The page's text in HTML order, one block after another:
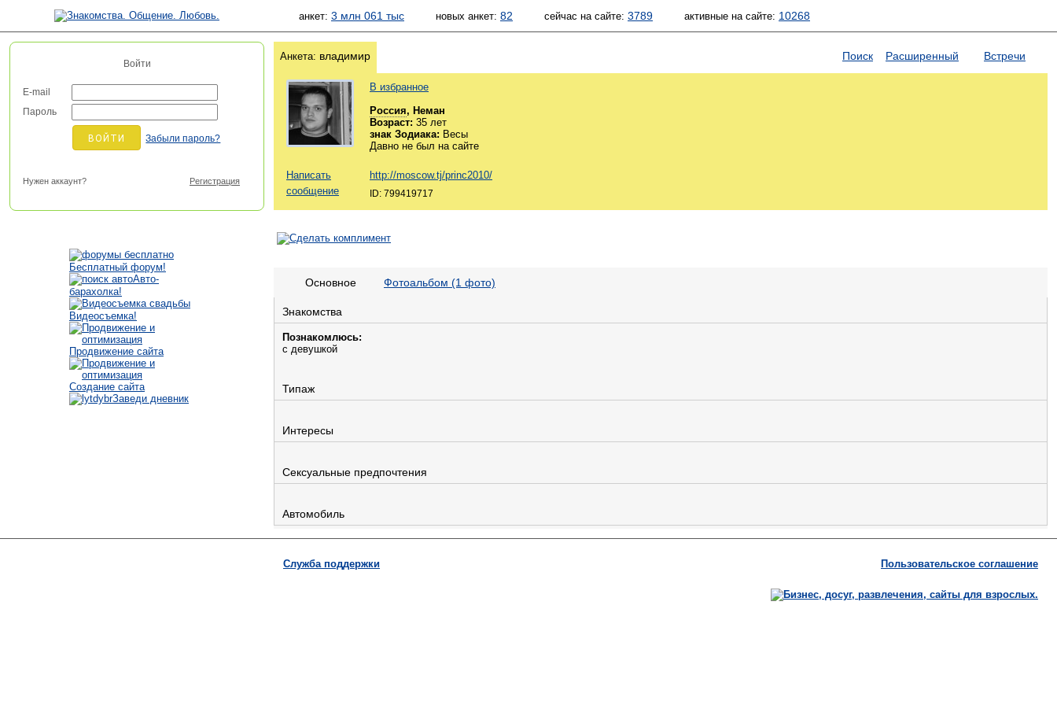
анкет: 3 млн 061 тыс новых анкет: 82 сейчас на сайте: 3789 активные на сайте: 10268
Войти
E-mail
Пароль
Забыли пароль?
Нужен аккаунт? Регистрация
Бесплатный форум!
Авто-
барахолка!
Видеосъемка!
Продвижение сайта
Создание сайта
Заведи дневник
Анкета: владимир Поиск Расширенный Встречи
В избранное
Россия, Неман
Возраст: 35 лет
знак Зодиака: Весы
Давно не был на сайте
Написать
сообщение
http://moscow.tj/princ2010/
ID: 799419717
Основное Фотоальбом (1 фото)
Знакомства
Познакомлюсь:
с девушкой
Типаж
Интересы
Сексуальные предпочтения
Автомобиль
Служба поддержки Пользовательское соглашение